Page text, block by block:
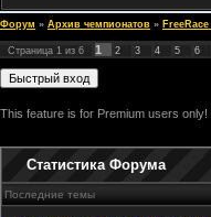
Форум » Архив чемпионатов »
Страница 1 из 6 1 2 3 4 5 6
This feature is for Premium users only!
Статистика Форума
Последние темы